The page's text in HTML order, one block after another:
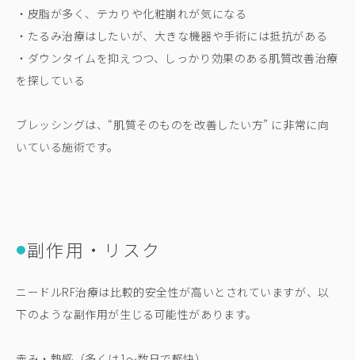
・皮脂が多く、テカりや化粧崩れが気になる
・たるみ治療はしたいが、大きな機器や手術には抵抗がある
・ダウンタイムを抑えつつ、しっかり効果のある肌質改善治療
を探している
ブレッシングは、“肌質そのものを改善したい方” に非常に向
いている施術です。
●副作用・リスク
ニードルRF治療は比較的安全性が高いとされていますが、以
下のような副作用が生じる可能性があります。